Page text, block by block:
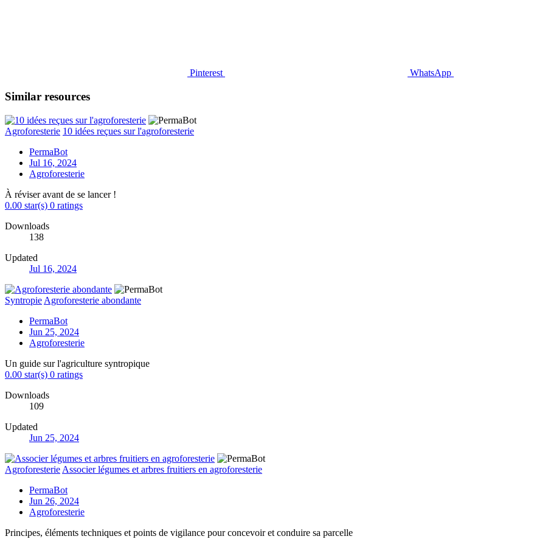
Pinterest WhatsApp
Similar resources
Agroforesterie 10 idées reçues sur l'agroforesterie
PermaBot
Jul 16, 2024
Agroforesterie
À réviser avant de se lancer !
0.00 star(s) 0 ratings
Downloads
138
Updated
Jul 16, 2024
Syntropie Agroforesterie abondante
PermaBot
Jun 25, 2024
Agroforesterie
Un guide sur l'agriculture syntropique
0.00 star(s) 0 ratings
Downloads
109
Updated
Jun 25, 2024
Agroforesterie Associer légumes et arbres fruitiers en agroforesterie
PermaBot
Jun 26, 2024
Agroforesterie
Principes, éléments techniques et points de vigilance pour concevoir et conduire sa parcelle